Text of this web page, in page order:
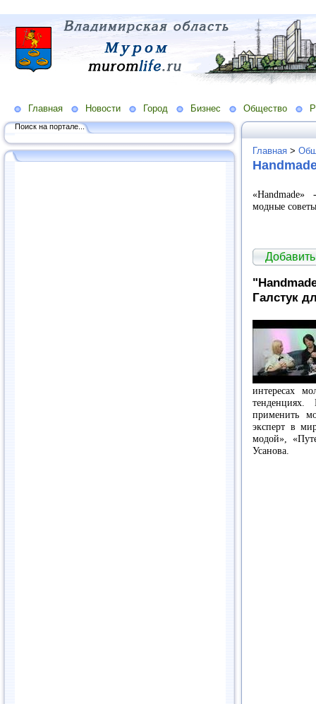
Главная Новости Город Бизнес Общество
Поиск на портале...
Главная >
модные
Галстук
интересах
применить
эксперт в
модой»,
Усанова.